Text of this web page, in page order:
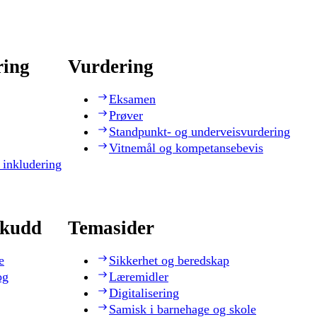
Vurdering
Eksamen
Prøver
Standpunkt- og underveisvurdering
Vitnemål og kompetansebevis
Temasider
Sikkerhet og beredskap
Læremidler
Digitalisering
Samisk i barnehage og skole